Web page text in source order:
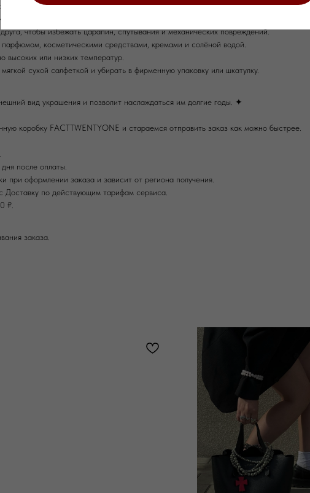
сауны и во время водных процедур.
избежать заломов на тросике и продлит срок службы украшения.
чтобы избежать царапин, спутывания и механических повреждений.
косметическими средствами, кремами и солёной водой.
высоких или низких температур.
сухой салфеткой и убирать в фирменную упаковку или шкатулку.
вид украшения и позволит наслаждаться им долгие годы. ✦
коробку FACTTWENTYONE и стараемся отправить заказ как можно быстрее.
после оплаты.
при оформлении заказа и зависит от региона получения.
Доставку по действующим тарифам сервиса.
₽.
заказа.